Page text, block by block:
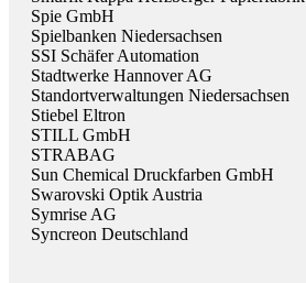
Spie GmbH
Spielbanken Niedersachsen
SSI Schäfer Automation
Stadtwerke Hannover AG
Standortverwaltungen Niedersachsen
Stiebel Eltron
STILL GmbH
STRABAG
Sun Chemical Druckfarben GmbH
Swarovski Optik Austria
Symrise AG
Syncreon Deutschland